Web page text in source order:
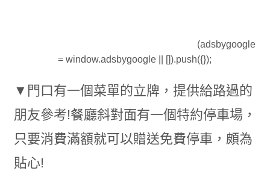
(adsbygoogle
= window.adsbygoogle || []).push({});
▼門口有一個菜單的立牌，提供給路過的
朋友參考!餐廳斜對面有一個特約停車場，
只要消費滿額就可以贈送免費停車，頗為
貼心!